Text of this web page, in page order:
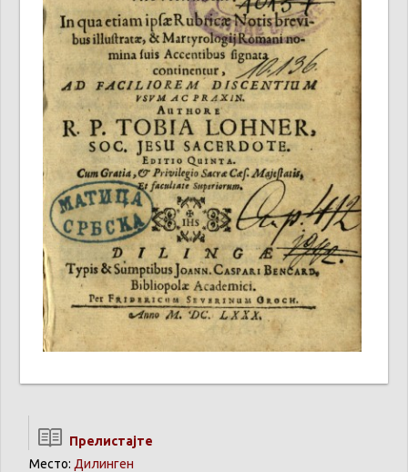
Прелистајте
Место: Дилинген